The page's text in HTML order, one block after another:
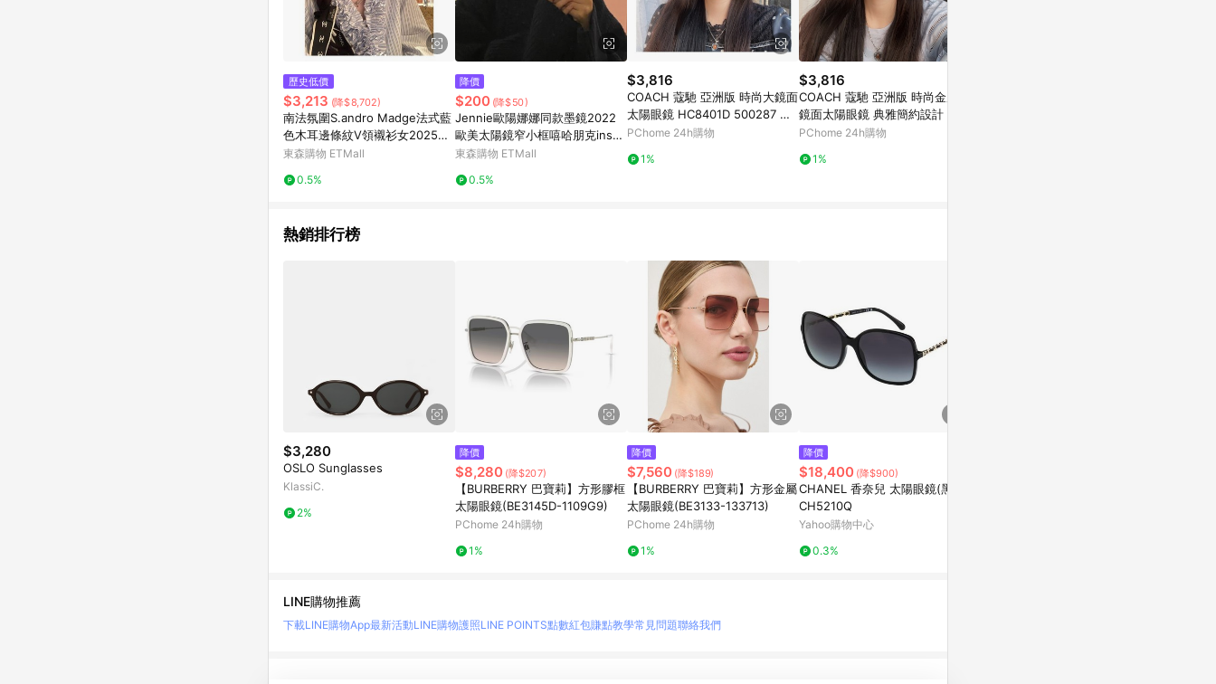
歷史低價
$3,213 (降$8,702)
南法氛圍S.andro Madge法式藍
色木耳邊條紋V領襯衫女2025早
秋上衣
東森購物 ETMall
0.5%
降價
$200 (降$50)
Jennie歐陽娜娜同款墨鏡2022
歐美太陽鏡窄小框嘻哈朋克ins眼
鏡女
東森購物 ETMall
0.5%
$3,816
COACH 蔻馳 亞洲版 時尚大鏡面
太陽眼鏡 HC8401D 500287 黑
框抗UV深灰鏡片 公司貨
PChome 24h購物
1%
$3,816
COACH 蔻馳 亞洲版 時尚金屬大
鏡面太陽眼鏡 典雅簡約設計 HC7
165D 90053C 淡金框抗UV漸層
PChome 24h購物
1%
熱銷排行榜
$3,280
OSLO Sunglasses
KlassiC.
2%
降價
$8,280 (降$207)
【BURBERRY 巴寶莉】方形膠框
太陽眼鏡(BE3145D-1109G9)
PChome 24h購物
1%
降價
$7,560 (降$189)
【BURBERRY 巴寶莉】方形金屬
太陽眼鏡(BE3133-133713)
PChome 24h購物
1%
降價
$18,400 (降$900)
CHANEL 香奈兒 太陽眼鏡(黑色)
CH5210Q
Yahoo購物中心
0.3%
LINE購物推薦
下載LINE購物App最新活動LINE購物護照LINE POINTS點數紅包賺點教學常見問題聯絡我們